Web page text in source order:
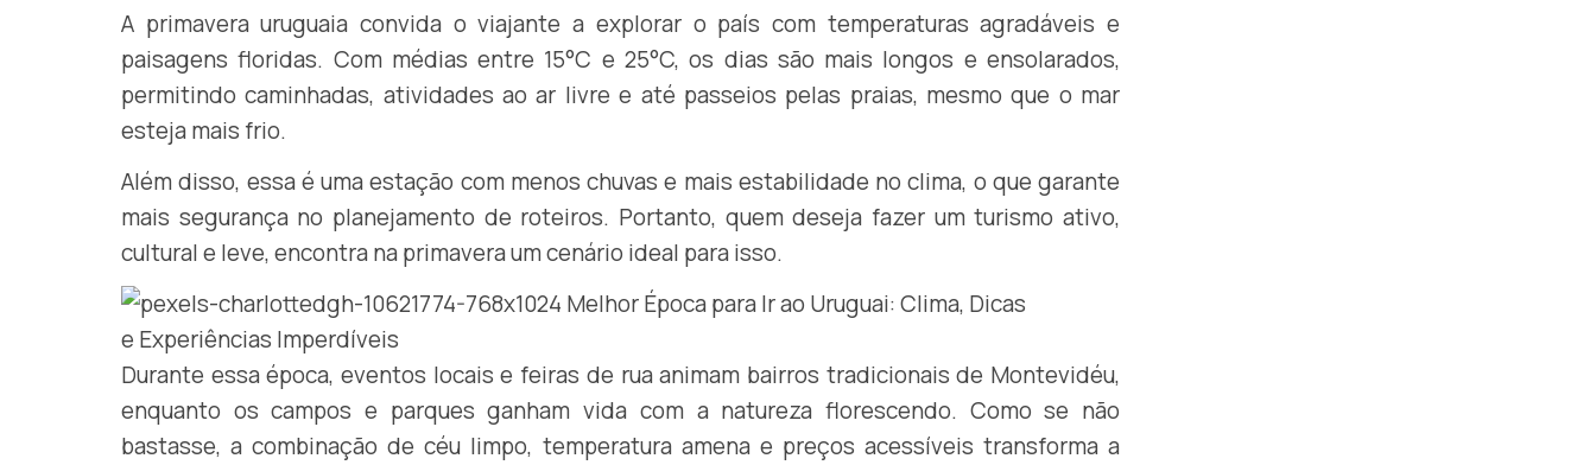
A primavera uruguaia convida o viajante a explorar o país com temperaturas agradáveis e
paisagens floridas. Com médias entre 15°C e 25°C, os dias são mais longos e ensolarados,
permitindo caminhadas, atividades ao ar livre e até passeios pelas praias, mesmo que o mar
esteja mais frio.
Além disso, essa é uma estação com menos chuvas e mais estabilidade no clima, o que garante
mais segurança no planejamento de roteiros. Portanto, quem deseja fazer um turismo ativo,
cultural e leve, encontra na primavera um cenário ideal para isso.
Durante essa época, eventos locais e feiras de rua animam bairros tradicionais de Montevidéu,
enquanto os campos e parques ganham vida com a natureza florescendo. Como se não
bastasse, a combinação de céu limpo, temperatura amena e preços acessíveis transforma a